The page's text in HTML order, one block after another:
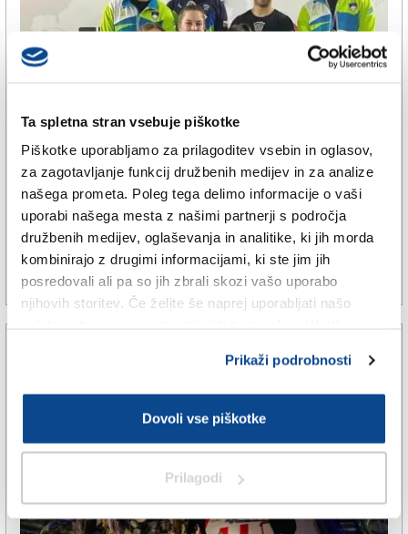
Ta spletna stran vsebuje piškotke
Piškotke uporabljamo za prilagoditev vsebin in oglasov,
za zagotavljanje funkcij družbenih medijev in za analize
našega prometa. Poleg tega delimo informacije o vaši
uporabi našega mesta z našimi partnerji s področja
družbenih medijev, oglaševanja in analitike, ki jih morda
kombinirajo z drugimi informacijami, ki ste jim jih
posredovali ali pa so jih zbrali skozi vašo uporabo
njihovih storitev. Če želite še naprej uporabljati našo
Prikaži podrobnosti
Dovoli vse piškotke
Prilagodi
ŠPORT
Martina Sosič s srebrno kolajno
JAN GRGIČ |5. nov. 2022 | 20:12